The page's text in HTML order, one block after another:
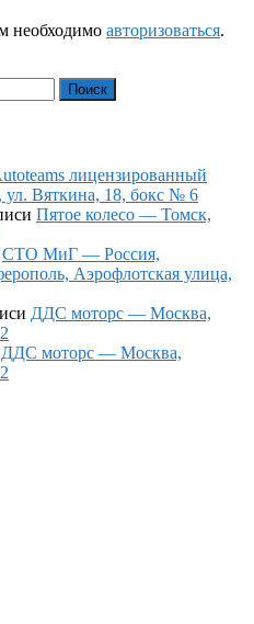
необходимо авторизоваться.
Поиск
лицензированный
Вяткина, 18, бокс № 6
Пятое колесо — Томск,
СТО МиГ — Россия,
Аэрофлотская улица,
ДДС моторс — Москва,
ДДС моторс — Москва,